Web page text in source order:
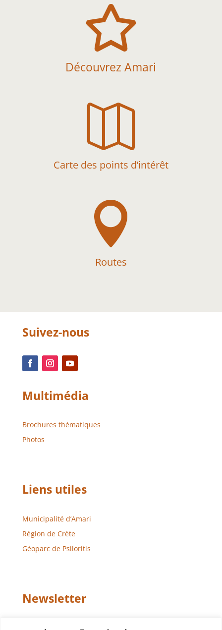

Découvrez Amari

Carte des points d’intérêt

Routes
Suivez-nous
Multimédia
Brochures thématiques
Photos
Liens utiles
Municipalité d’Amari
Région de Crète
Géoparc de Psiloritis
Newsletter